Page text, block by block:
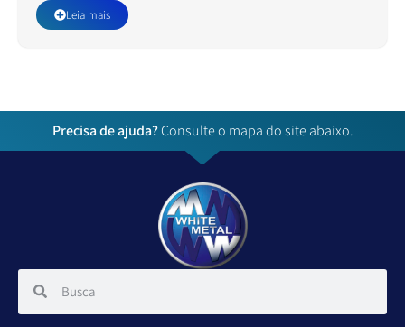
Leia mais
Precisa de ajuda?Consulte o mapa do site abaixo.